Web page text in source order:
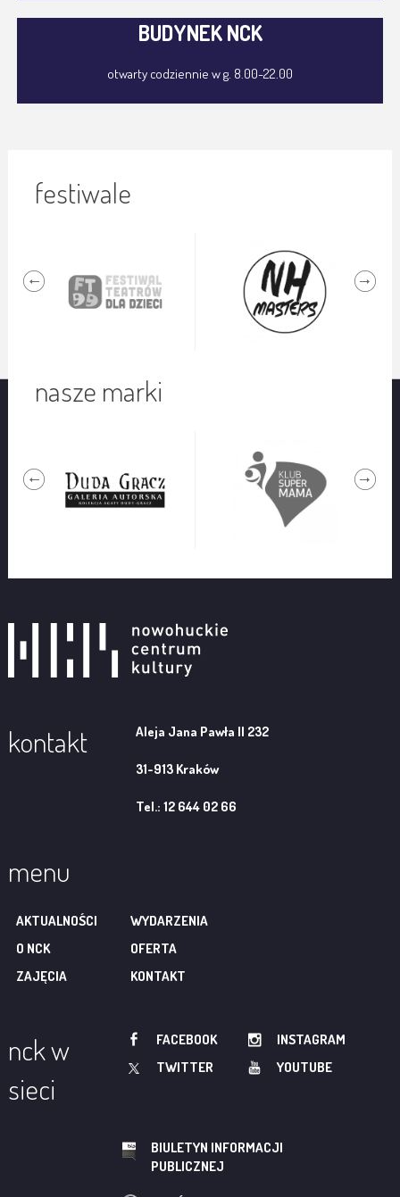
BUDYNEK NCK
otwarty codziennie w g. 8.00-22.00
festiwale
nasze marki
kontakt Aleja Jana Pawła II 232
31-913 Kraków
Tel.: 12 644 02 66
menu
AKTUALNOŚCI
WYDARZENIA
O NCK
OFERTA
ZAJĘCIA
KONTAKT
nck w
sieci
FACEBOOK
INSTAGRAM
TWITTER
YOUTUBE
BIULETYN INFORMACJI
PUBLICZNEJ